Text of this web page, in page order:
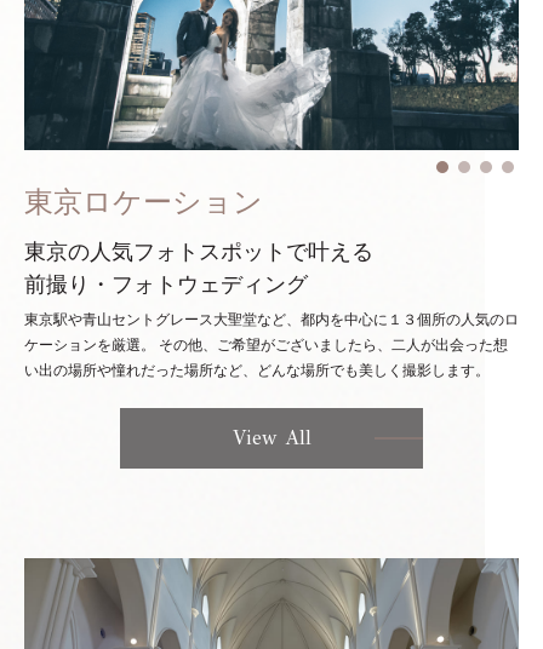
東京ロケーション
東京の人気フォトスポットで叶える
前撮り・フォトウェディング
東京駅や青山セントグレース大聖堂など、都内を中心に１３個所の人気のロ
ケーションを厳選。 その他、ご希望がございましたら、二人が出会った想
い出の場所や憧れだった場所など、どんな場所でも美しく撮影します。
View All